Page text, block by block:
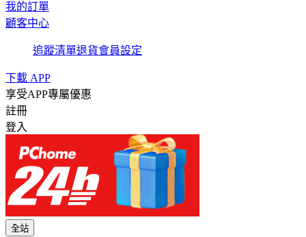
我的訂單
顧客中心
追蹤清單退貨會員設定
下載 APP
享受APP專屬優惠
註冊
登入
全站